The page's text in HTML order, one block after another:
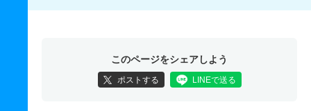
このページをシェアしよう
ポストする LINEで送る